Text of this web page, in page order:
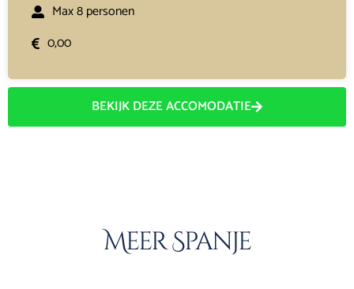
Max 8 personen
0,00
BEKIJK DEZE ACCOMODATIE
Meer Spanje